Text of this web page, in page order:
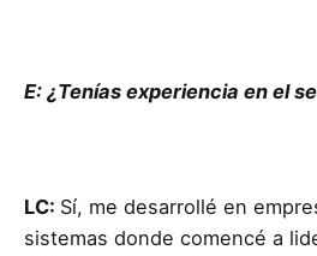
E: ¿Tenías experiencia en el
LC: Sí, me desarrollé en
sistemas donde comencé a